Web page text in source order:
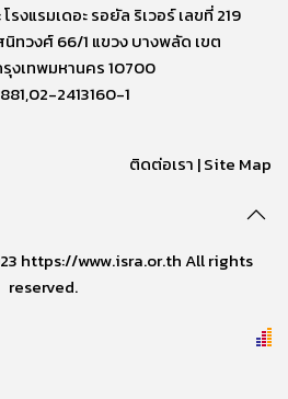
รงแรมเดอะ รอยัล ริเวอร์ เลขที่ 219
ทวงศ์ 66/1 แขวง บางพลัด เขต
งเทพมหานคร 10700
2413160-1
ติดต่อเรา |Site Map
https://www.isra.or.th All rights
reserved.